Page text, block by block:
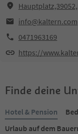
info@kaltern.com
0471963169
https://
Finde deine
Hotel & Pension
Urlaub auf dem